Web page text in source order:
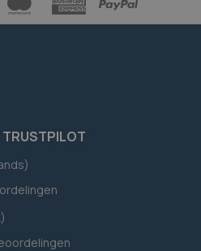
TRUSTPILOT